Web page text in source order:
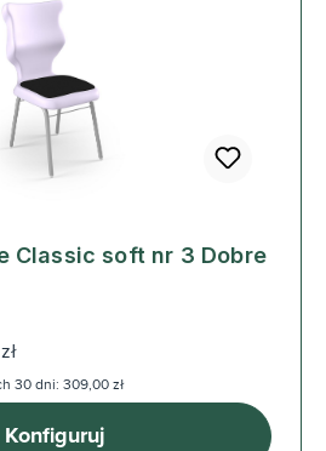
Classic soft nr 3 Dobre
30 dni: 309,00 zł
Konfiguruj